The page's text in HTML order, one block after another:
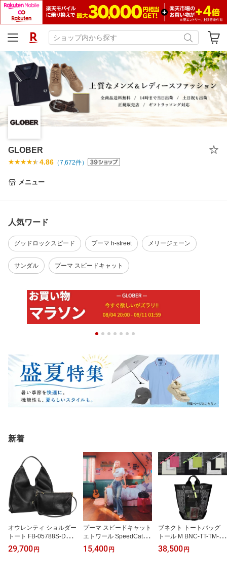
GLOBER
4.86 （7,672件）
メニュー
人気ワード
グッドロックスピード プーマ h-street メリージェーン
サンダル プーマ スピードキャット
新着
オウレンティ ショルダー
トート FB-05788S-DO A
ulentti オーレンティ ワン
ショルダー トートバッグ
29,700 円
プーマ スピードキャット
エトワール SpeedCat Et
oile リボン ドライビング
シューズ スニーカー 407
15,400 円
ブネクト トートバッグ
トール M BNC-TT-TM-0
メッシュ カスタマイズ B
unect ポーチ ポケット メ
38,500 円